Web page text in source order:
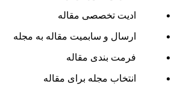
ادیت تخصصی مقاله
ارسال و سابمیت مقاله به مجله
فرمت­ بندی مقاله
انتخاب مجله برای مقاله